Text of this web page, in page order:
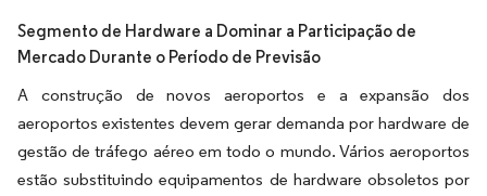
Segmento de Hardware a Dominar a Participação de
Mercado Durante o Período de Previsão
A construção de novos aeroportos e a expansão dos
aeroportos existentes devem gerar demanda por hardware de
gestão de tráfego aéreo em todo o mundo. ​Vários aeroportos
estão substituindo equipamentos de hardware obsoletos por